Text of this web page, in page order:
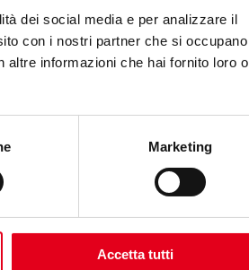
dei social media e per analizzare il
con i nostri partner che si occupano
altre informazioni che hai fornito loro o
Marketing
Accetta tutti
(40 caratteri).